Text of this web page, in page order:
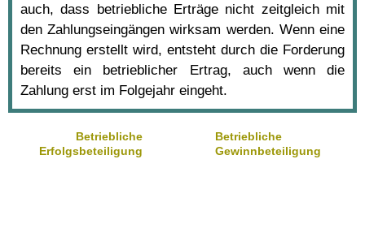
auch, dass betriebliche Erträge nicht zeitgleich mit
den Zahlungseingängen wirksam werden. Wenn eine
Rechnung erstellt wird, entsteht durch die Forderung
bereits ein betrieblicher Ertrag, auch wenn die
Zahlung erst im Folgejahr eingeht.
Betriebliche
Erfolgsbeteiligung
Betriebliche
Gewinnbeteiligung